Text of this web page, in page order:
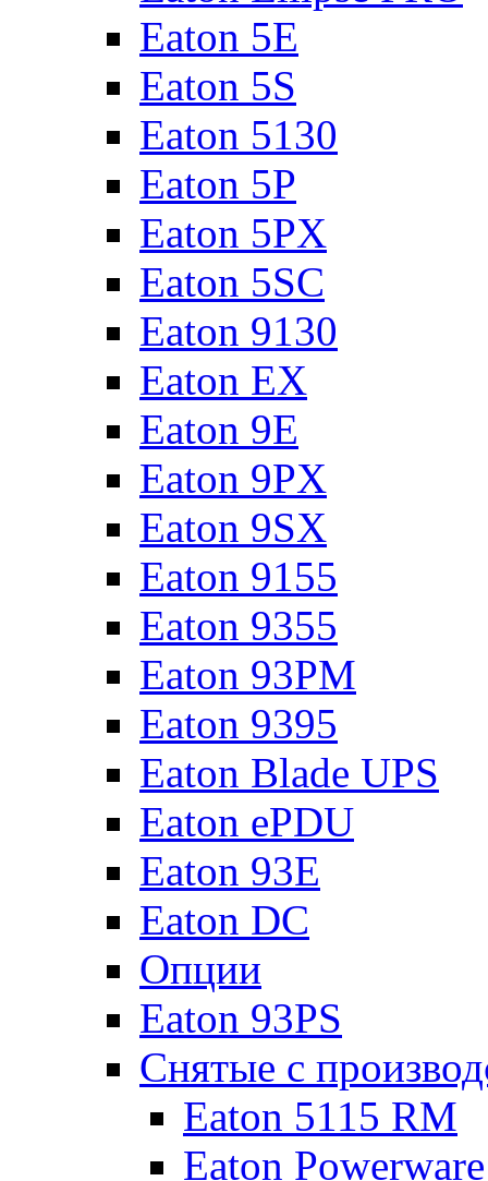
Eaton 5E
Eaton 5S
Eaton 5130
Eaton 5P
Eaton 5PX
Eaton 5SC
Eaton 9130
Eaton EX
Eaton 9E
Eaton 9PX
Eaton 9SX
Eaton 9155
Eaton 9355
Eaton 93PM
Eaton 9395
Eaton Blade UPS
Eaton ePDU
Eaton 93E
Eaton DC
Опции
Eaton 93PS
Снятые с
Eaton 5115 RM
Eaton